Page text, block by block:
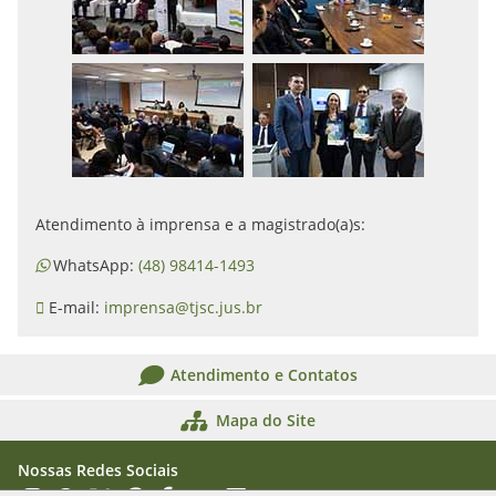
Atendimento à imprensa e a magistrado(a)s:
WhatsApp: (48) 98414-1493
E-mail: imprensa@tjsc.jus.br
Atendimento e Contatos
Mapa do Site
Nossas Redes Sociais